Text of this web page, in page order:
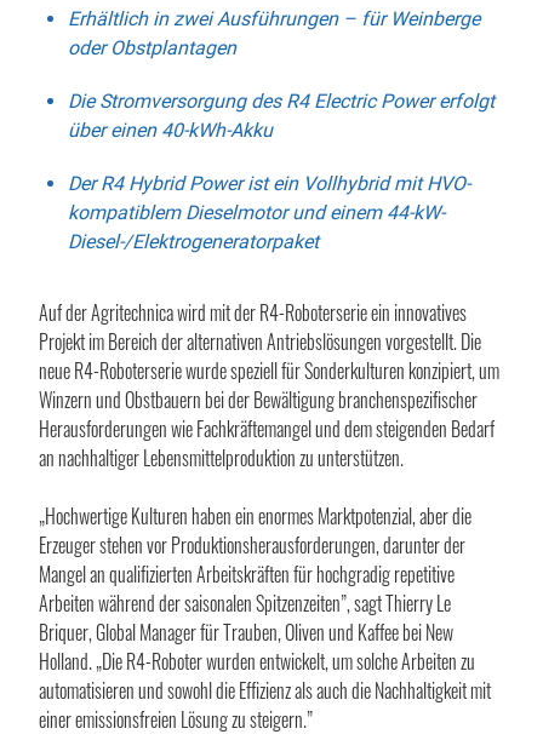
Erhältlich in zwei Ausführungen – für Weinberge
oder Obstplantagen
Die Stromversorgung des R4 Electric Power erfolgt
über einen 40-kWh-Akku
Der R4 Hybrid Power ist ein Vollhybrid mit HVO-
kompatiblem Dieselmotor und einem 44-kW-
Diesel-/Elektrogeneratorpaket
Auf der Agritechnica wird mit der R4-Roboterserie ein innovatives
Projekt im Bereich der alternativen Antriebslösungen vorgestellt. Die
neue R4-Roboterserie wurde speziell für Sonderkulturen konzipiert, um
Winzern und Obstbauern bei der Bewältigung branchenspezifischer
Herausforderungen wie Fachkräftemangel und dem steigenden Bedarf
an nachhaltiger Lebensmittelproduktion zu unterstützen.
„Hochwertige Kulturen haben ein enormes Marktpotenzial, aber die
Erzeuger stehen vor Produktionsherausforderungen, darunter der
Mangel an qualifizierten Arbeitskräften für hochgradig repetitive
Arbeiten während der saisonalen Spitzenzeiten”, sagt Thierry Le
Briquer, Global Manager für Trauben, Oliven und Kaffee bei New
Holland. „Die R4-Roboter wurden entwickelt, um solche Arbeiten zu
automatisieren und sowohl die Effizienz als auch die Nachhaltigkeit mit
einer emissionsfreien Lösung zu steigern.”